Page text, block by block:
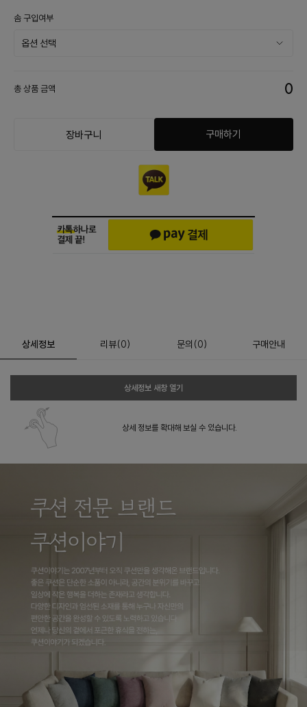
솜 구입여부
총 상품 금액 0
장바구니 구매하기
상세정보 리뷰(0) 문의 (0) 구매안내
상세정보 새창 열기
상세 정보를 확대해 보실 수 있습니다.